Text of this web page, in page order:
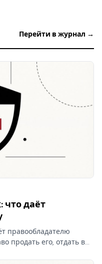
Перейти в журнал →
что даёт
правообладателю
продать его, отдать в